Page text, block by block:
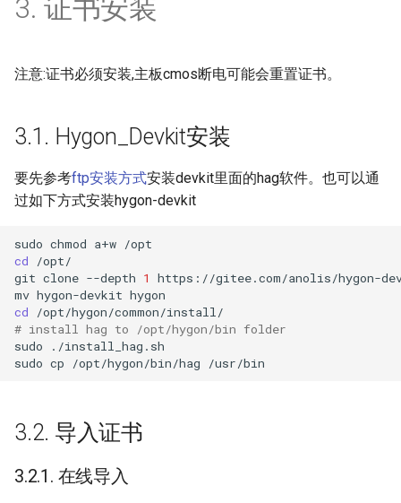
3. 证书安装
注意:证书必须安装,主板cmos断电可能会重置证书。
3.1. Hygon_Devkit安装
要先参考ftp安装方式安装devkit里面的hag软件。也可以通
过如下方式安装hygon-devkit
sudo chmod a+w
cd
/opt/
git clone --depth 1
https://gitee.com/anolis/hygon-
mv hygon-devkit
cd
/opt/hygon/common/install/
# install hag to /opt/hygon/bin folder
sudo
./install_hag.sh
sudo cp /opt/hygon/bin/hag
3.2. 导入证书
3.2.1. 在线导入